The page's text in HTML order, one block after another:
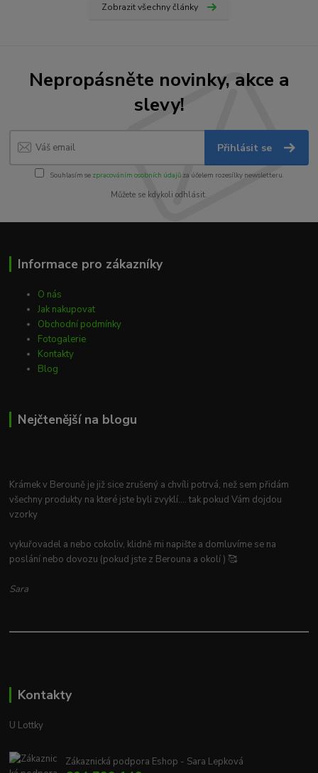
Zobrazit všechny články
Nepropásněte novinky, akce a
slevy!
Přihlásit se
Souhlasím se zpracováním osobních údajůza účelem rozesílky newsletteru.
Můžete se kdykoli odhlásit.
Informace pro zákazníky
O nás
Jak nakupovat
Obchodní podmínky
Fotogalerie
Kontakty
Blog
Nejčtenější na blogu
Krámek v Berouně je již sice zrušený a chvíli potrvá, než sem přidám
všechny produkty na které jste byli zvyklí.... tak pokud Vám dojdou
vzorky
vykuřovadel a nebo cokoliv, klidně mi napište a domluvíme se na
poslání nebo dovozu (pokud jste z Berouna a okolí ) 🥰
Sara
Kontakty
U Lottky
Zákaznická podpora Eshop - Sara Lepková